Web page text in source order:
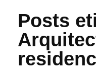
Posts